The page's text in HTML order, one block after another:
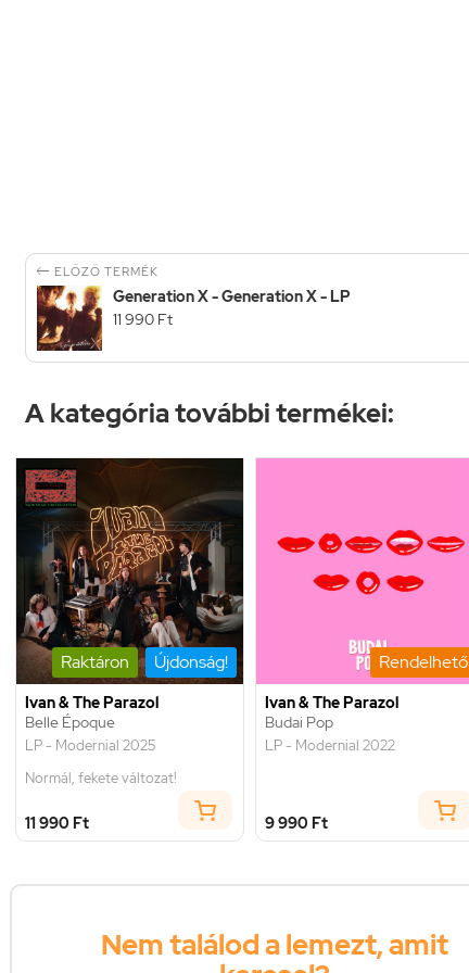
 ELŐZŐ TERMÉK
Generation X - Generation X - LP
11 990 Ft
A kategória további termékei:
Raktáron Újdonság!
Ivan & The Parazol
Belle Époque
LP - Modernial 2025
Normál, fekete változat!
11 990 Ft
Rendelhető
Ivan & The Parazol
Budai Pop
LP - Modernial 2022
9 990 Ft
Nem találod a lemezt, amit